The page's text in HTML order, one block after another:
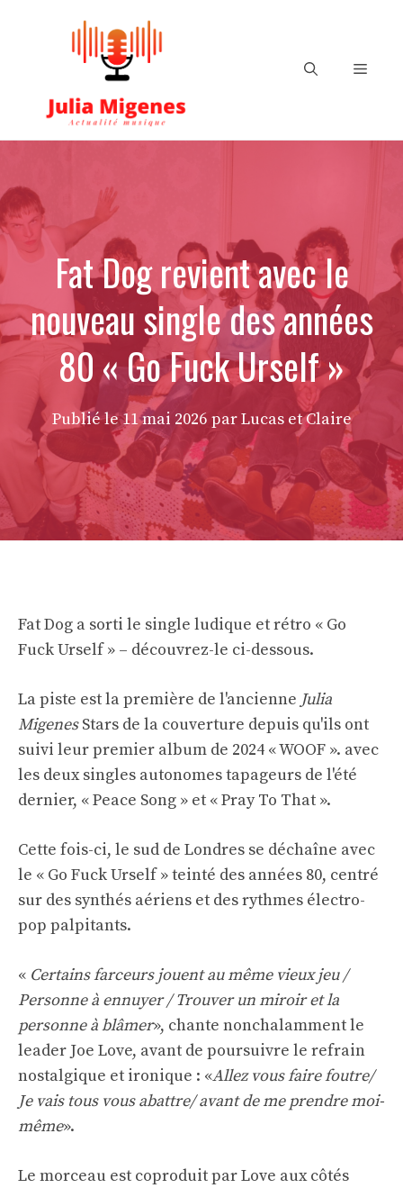
Menu
Fat Dog revient avec le
nouveau single des années
80 « Go Fuck Urself »
Publié le11 mai 2026 par Lucas et Claire
Fat Dog a sorti le single ludique et rétro « Go
Fuck Urself » – découvrez-le ci-dessous.
La piste est la première de l'ancienne Julia
MigenesStars de la couverture depuis qu'ils ont
suivi leur premier album de 2024 « WOOF ». avec
les deux singles autonomes tapageurs de l'été
dernier, « Peace Song » et « Pray To That ».
Cette fois-ci, le sud de Londres se déchaîne avec
le « Go Fuck Urself » teinté des années 80, centré
sur des synthés aériens et des rythmes électro-
pop palpitants.
« Certains farceurs jouent au même vieux jeu /
Personne à ennuyer / Trouver un miroir et la
personne à blâmer», chante nonchalamment le
leader Joe Love, avant de poursuivre le refrain
nostalgique et ironique : «Allez vous faire foutre/
Je vais tous vous abattre/ avant de me prendre moi-
même».
Le morceau est coproduit par Love aux côtés